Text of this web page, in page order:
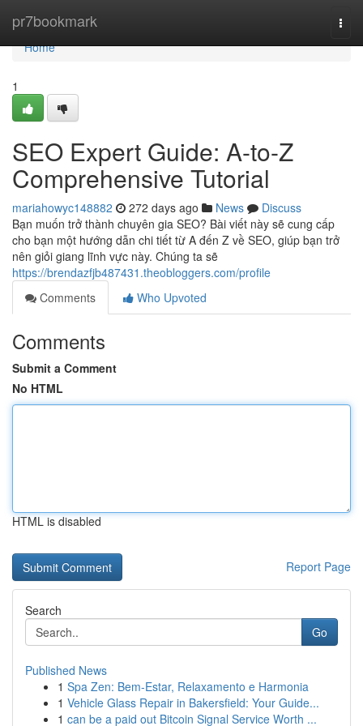
pr7bookmark
Home
Home
1
SEO Expert Guide: A-to-Z
Comprehensive Tutorial
mariahowyc148882 272 days ago News
Discuss
Bạn muốn trở thành chuyên gia SEO? Bài viết này sẽ cung cấp
cho bạn một hướng dẫn chi tiết từ A đến Z về SEO, giúp bạn trở
nên giỏi giang lĩnh vực này. Chúng ta sẽ
https://brendazfjb487431.theobloggers.com/profile
Comments
Who Upvoted
Comments
Submit a Comment
No HTML
HTML is disabled
Report Page
Search
Go
Published News
1 Spa Zen: Bem-Estar, Relaxamento e Harmonia
1 Vehicle Glass Repair in Bakersfield: Your Guide...
1 can be a paid out Bitcoin Signal Service Worth ...